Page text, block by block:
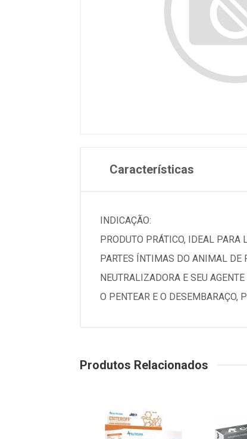
Características
INDICAÇÃO:
PRODUTO PRÁTICO, IDEAL PARA
PARTES ÍNTIMAS DO ANIMAL DE
NEUTRALIZADORA E SEU
O PENTEAR E O DESEMBARAÇO,
Produtos Relacionados